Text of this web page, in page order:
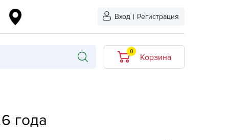
Вход | Регистрация
0
Корзина
года